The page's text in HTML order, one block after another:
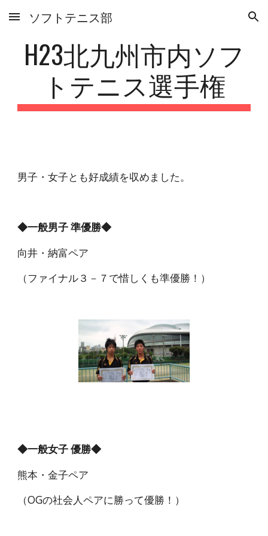
Skip to main content Skip to navigation
ソフトテニス部
H23北九州市内ソフ
トテニス選手権
男子・女子とも好成績を収めました。
◆一般男子 準優勝◆
向井・納富ペア
（ファイナル３－７で惜しくも準優勝！）
◆一般女子 優勝◆
熊本・金子ペア
（OGの社会人ペアに勝って優勝！）